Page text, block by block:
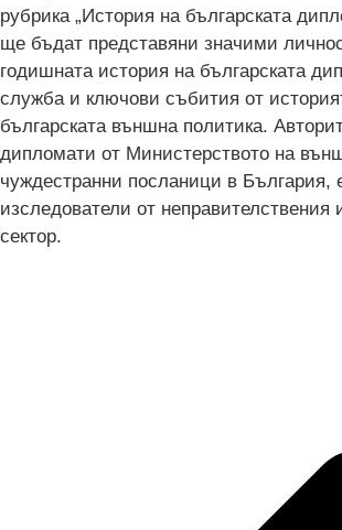
рубрика „История на българската
ще бъдат представяни значими
годишната история на българската
служба и ключови събития от
българската външна политика.
дипломати от Министерството на
чуждестранни посланици в България,
изследователи от неправителствения
сектор.